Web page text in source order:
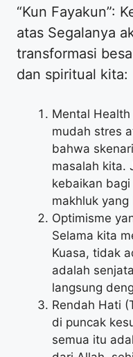
“Kun Fayakun”:
atas Segalanya
transformasi
dan spiritual kita:
Mental
mudah stres
bahwa
masalah kita.
kebaikan
makhluk
Optimisme
Selama kita
Kuasa, tidak
adalah
langsung
Rendah Hati
di puncak
semua itu